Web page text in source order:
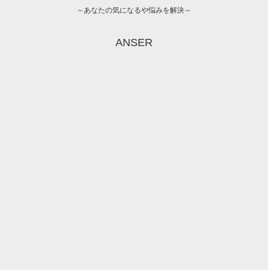
～あなたの気になるや悩みを解決～
ANSER